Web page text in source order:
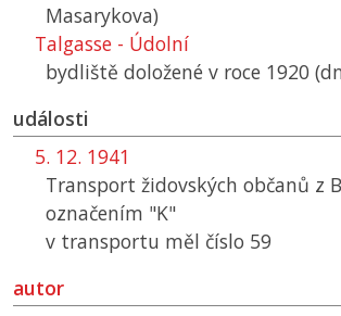
Masarykova)
Talgasse - Údolní
bydliště doložené v roce 1920
události
5. 12. 1941
Transport židovských občanů z
označením "K"
v transportu měl číslo 59
autor